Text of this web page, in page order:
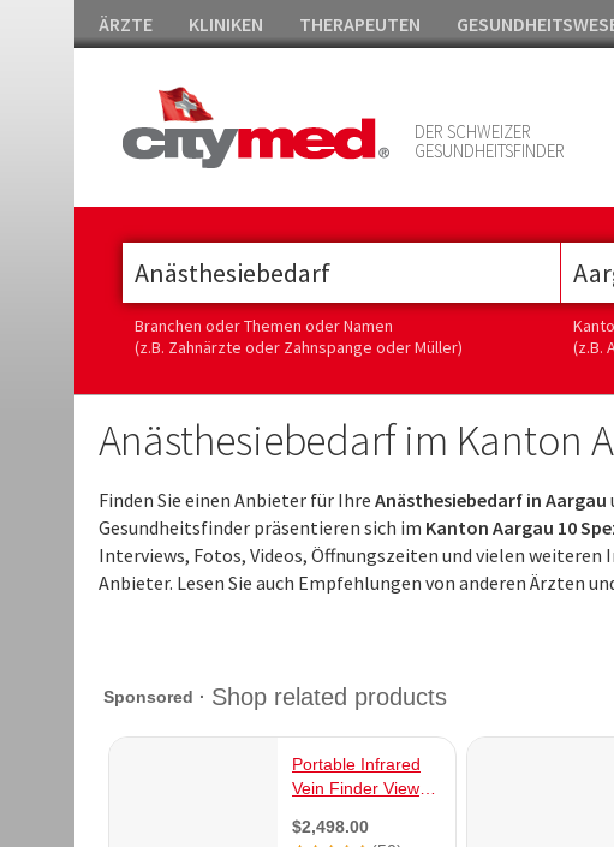
ÄRZTE KLINIKEN THERAPEUTEN
DER SCHWEIZER
GESUNDHEITSFINDER
Branchen oder Themen oder Namen
(z.B. Zahnärzte oder Zahnspange oder Müller)
(z.B.
Anästhesiebedarf im Kanton
Finden Sie einen Anbieter für Ihre Anästhesiebedarf in Aargau
Gesundheitsfinder präsentieren sich im Kanton Aargau 10
Interviews, Fotos, Videos, Öffnungszeiten und vielen
Anbieter. Lesen Sie auch Empfehlungen von anderen Ärzten